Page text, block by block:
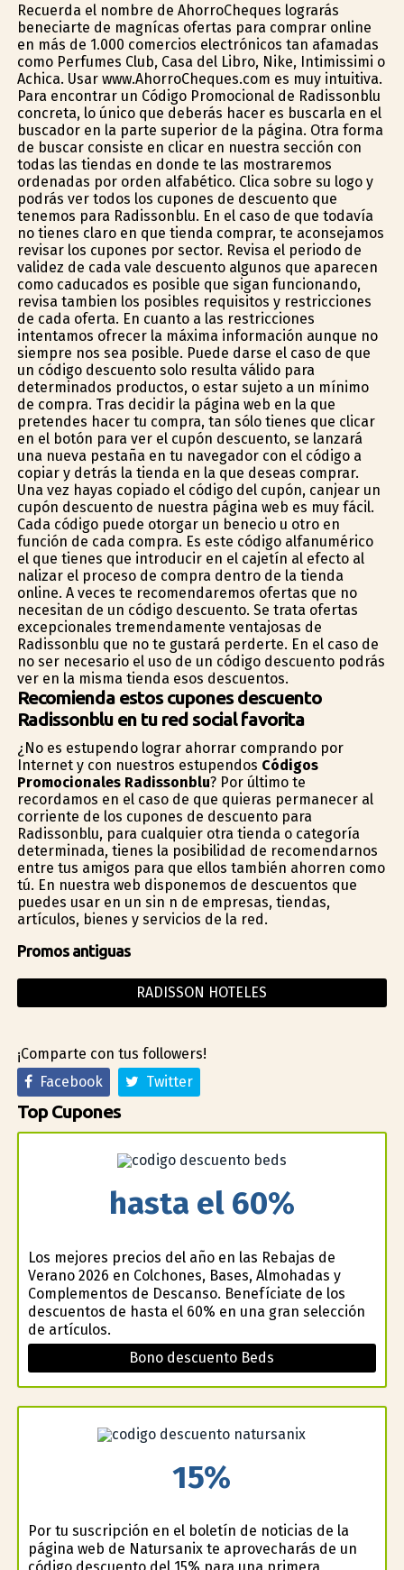
Recuerda el nombre de AhorroCheques lograrás
beneficiarte de magníficas ofertas para comprar online
en más de 1.000 comercios electrónicos tan afamadas
como Perfumes Club, Casa del Libro, Nike, Intimissimi o
Achica. Usar www.AhorroCheques.com es muy intuitiva.
Para encontrar un Código Promocional de Radissonblu
concreta, lo único que deberás hacer es buscarla en el
buscador en la parte superior de la página. Otra forma
de buscar consiste en clicar en nuestra sección con
todas las tiendas en donde te las mostraremos
ordenadas por orden alfabético. Clica sobre su logo y
podrás ver todos los cupones de descuento que
tenemos para Radissonblu. En el caso de que todavía
no tienes claro en que tienda comprar, te aconsejamos
revisar los cupones por sector. Revisa el periodo de
validez de cada vale descuento algunos que aparecen
como caducados es posible que sigan funcionando,
revisa tambien los posibles requisitos y restricciones
de cada oferta. En cuanto a las restricciones
intentamos ofrecer la máxima información aunque no
siempre nos sea posible. Puede darse el caso de que
un código descuento solo resulta válido para
determinados productos, o estar sujeto a un mínimo
de compra. Tras decidir la página web en la que
pretendes hacer tu compra, tan sólo tienes que clicar
en el botón para ver el cupón descuento, se lanzará
una nueva pestaña en tu navegador con el código a
copiar y detrás la tienda en la que deseas comprar.
Una vez hayas copiado el código del cupón, canjear un
cupón descuento de nuestra página web es muy fácil.
Cada código puede otorgar un beneficio u otro en
función de cada compra. Es este código alfanumérico
el que tienes que introducir en el cajetín al efecto al
finalizar el proceso de compra dentro de la tienda
online. A veces te recomendaremos ofertas que no
necesitan de un código descuento. Se trata ofertas
excepcionales tremendamente ventajosas de
Radissonblu que no te gustará perderte. En el caso de
no ser necesario el uso de un código descuento podrás
ver en la misma tienda esos descuentos.
Recomienda estos cupones descuento
Radissonblu en tu red social favorita
¿No es estupendo lograr ahorrar comprando por
Internet y con nuestros estupendos Códigos
Promocionales Radissonblu? Por último te
recordamos en el caso de que quieras permanecer al
corriente de los cupones de descuento para
Radissonblu, para cualquier otra tienda o categoría
determinada, tienes la posibilidad de recomendarnos
entre tus amigos para que ellos también ahorren como
tú. En nuestra web disponemos de descuentos que
puedes usar en un sin fin de empresas, tiendas,
artículos, bienes y servicios de la red.
Promos antiguas
RADISSON HOTELES
¡Comparte con tus followers!
Facebook
Twitter
Top Cupones
hasta el 60%
Los mejores precios del año en las Rebajas de
Verano 2026 en Colchones, Bases, Almohadas y
Complementos de Descanso. Benefíciate de los
descuentos de hasta el 60% en una gran selección
de artículos.
Bono descuento Beds
15%
Por tu suscripción en el boletín de noticias de la
página web de Natursanix te aprovecharás de un